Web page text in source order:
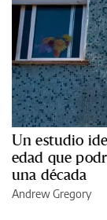
Un estudio
edad que
una década
Andrew Gregory